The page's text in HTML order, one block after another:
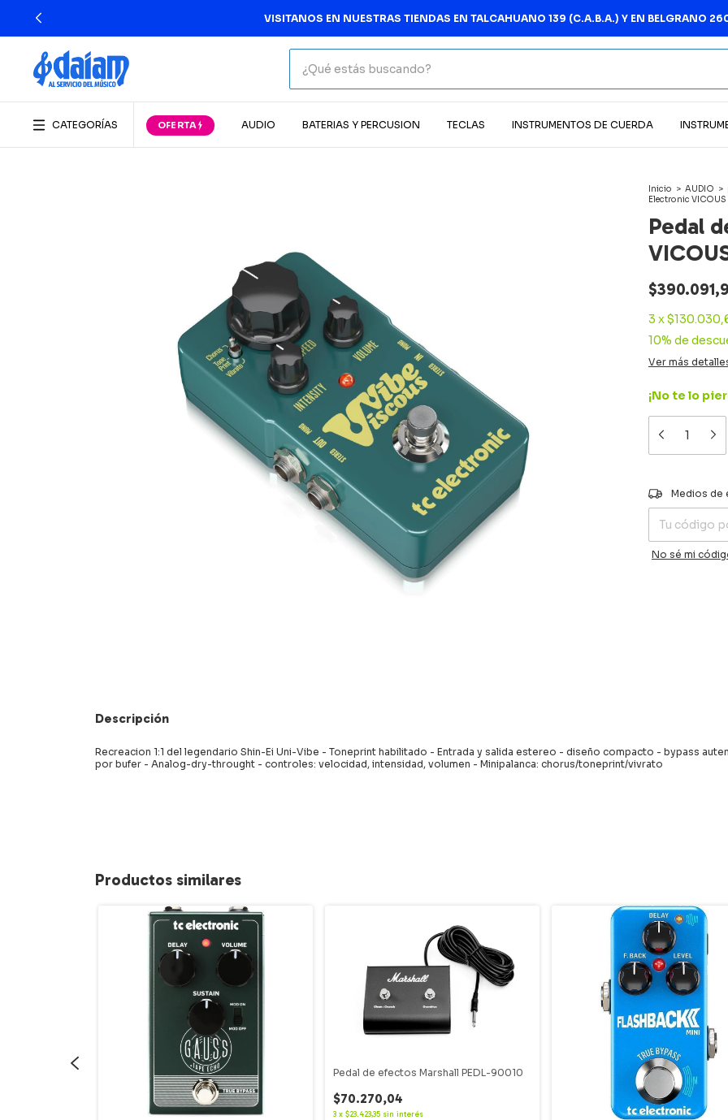
MEJOR PRECIO
CATEGORÍAS AUDIO BATERIAS Y PERCUSION TECLAS INSTRUMENTOS DE CUERDA
Inicio > AUDIO >
Electronic VICOUS
Pedal
3 x
10% de
Ver más
¡No te lo
Entregas para
Medios de
No sé mi
Descripción
Recreacion 1:1 del legendario Shin-Ei Uni-Vibe - Toneprint habilitado - Entrada y salida estereo - diseño compacto - bypass
por bufer - Analog-dry-throught - controles: velocidad, intensidad, volumen - Minipalanca: chorus/toneprint/vivrato
Productos similares
Pedal de efectos Marshall PEDL-90010
$70.270,04
3 x $23.423,35 sin interés